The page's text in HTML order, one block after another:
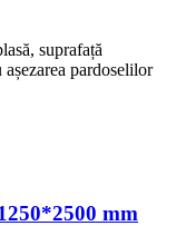
suprafață
pardoselilor
mm